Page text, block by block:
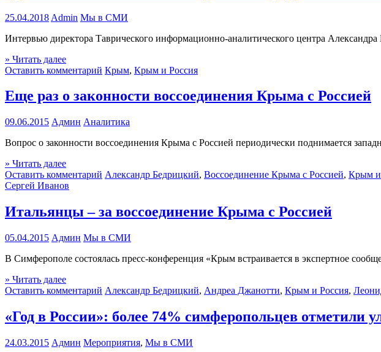
25.04.2018 Admin Мы в СМИ
Интервью директора Таврического информационно-аналитического центра Александра
» Читать далее
Оставить комментарий Крым, Крым и Россия
Еще раз о законности воссоединения Крыма с Россией
09.06.2015 Админ Аналитика
Вопрос о законности воссоединения Крыма с Россией периодически поднимается
» Читать далее
Оставить комментарий Александр Бедрицкий, Воссоединение Крыма с Россией, Крым и
Сергей Иванов
Итальянцы – за воссоединение Крыма с Россией
05.04.2015 Админ Мы в СМИ
В Симферополе состоялась пресс-конференция «Крым встраивается в экспертное
» Читать далее
Оставить комментарий Александр Бедрицкий, Андреа Джанотти, Крым и Россия,
«Год в России»: более 74% симферопольцев
24.03.2015 Админ Мероприятия, Мы в СМИ